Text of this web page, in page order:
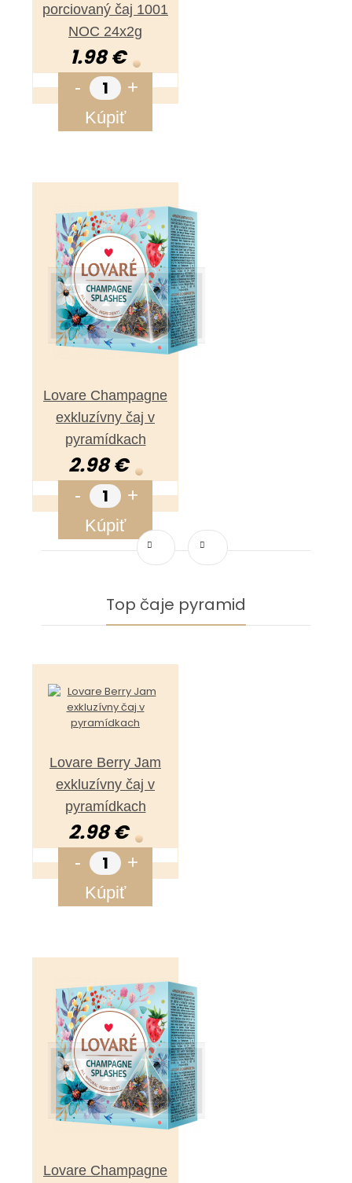
porciovaný čaj 1001
NOC 24x2g
1.98 €
- +
Kúpiť
Lovare Champagne
exkluzívny čaj v
pyramídkach
2.98 €
- +
Kúpiť
Top čaje pyramid
Lovare Berry Jam
exkluzívny čaj v
pyramídkach
2.98 €
- +
Kúpiť
Lovare Champagne